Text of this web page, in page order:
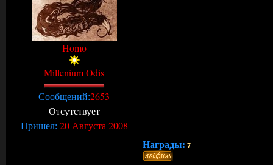
Homo
Millenium Odis
Сообщений:2653
Отсутствует
Пришел: 20 Августа 2008
Награды: 7